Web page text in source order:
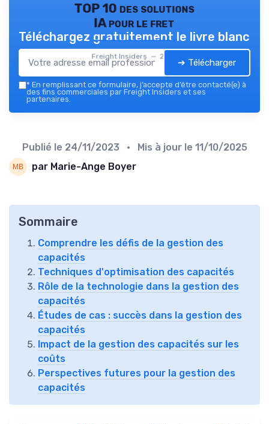
TOP 10 des solutions
IA pour le fret
Freight Insiders — 2026
Téléchargez gratuitement le livre blanc
➔ Télécharger
* En remplissant ce formulaire, j’accepte d’être contacté(e) à
des fins commerciales par Freight Insiders et ses
partenaires.
Publié le 24/11/2023 • Mis à jour le 11/10/2025
par Marie-Ange Boyer
Sommaire
Comprendre les défis de la gestion des
capacités
Techniques d'optimisation des capacités
Rôle de la technologie dans la gestion des
capacités
Études de cas : succès dans la gestion des
capacités
Impact de la gestion des capacités sur les
coûts
Perspectives futures pour la gestion des
capacités